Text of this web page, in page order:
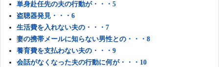
単身赴任先の夫の行動が・・・5
盗聴器発見・・・6
生活費を入れない夫の・・・7
妻の携帯メールに知らない男性との・・・8
養育費を支払わない夫の・・・9
会話がなくなった夫の行動に何が・・・10